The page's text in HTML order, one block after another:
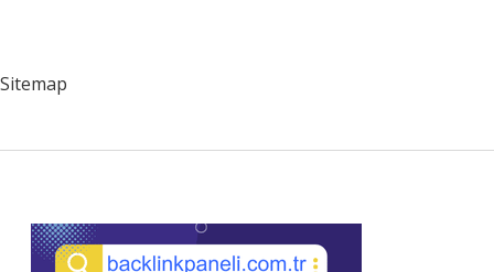
Sitemap
Sidebar